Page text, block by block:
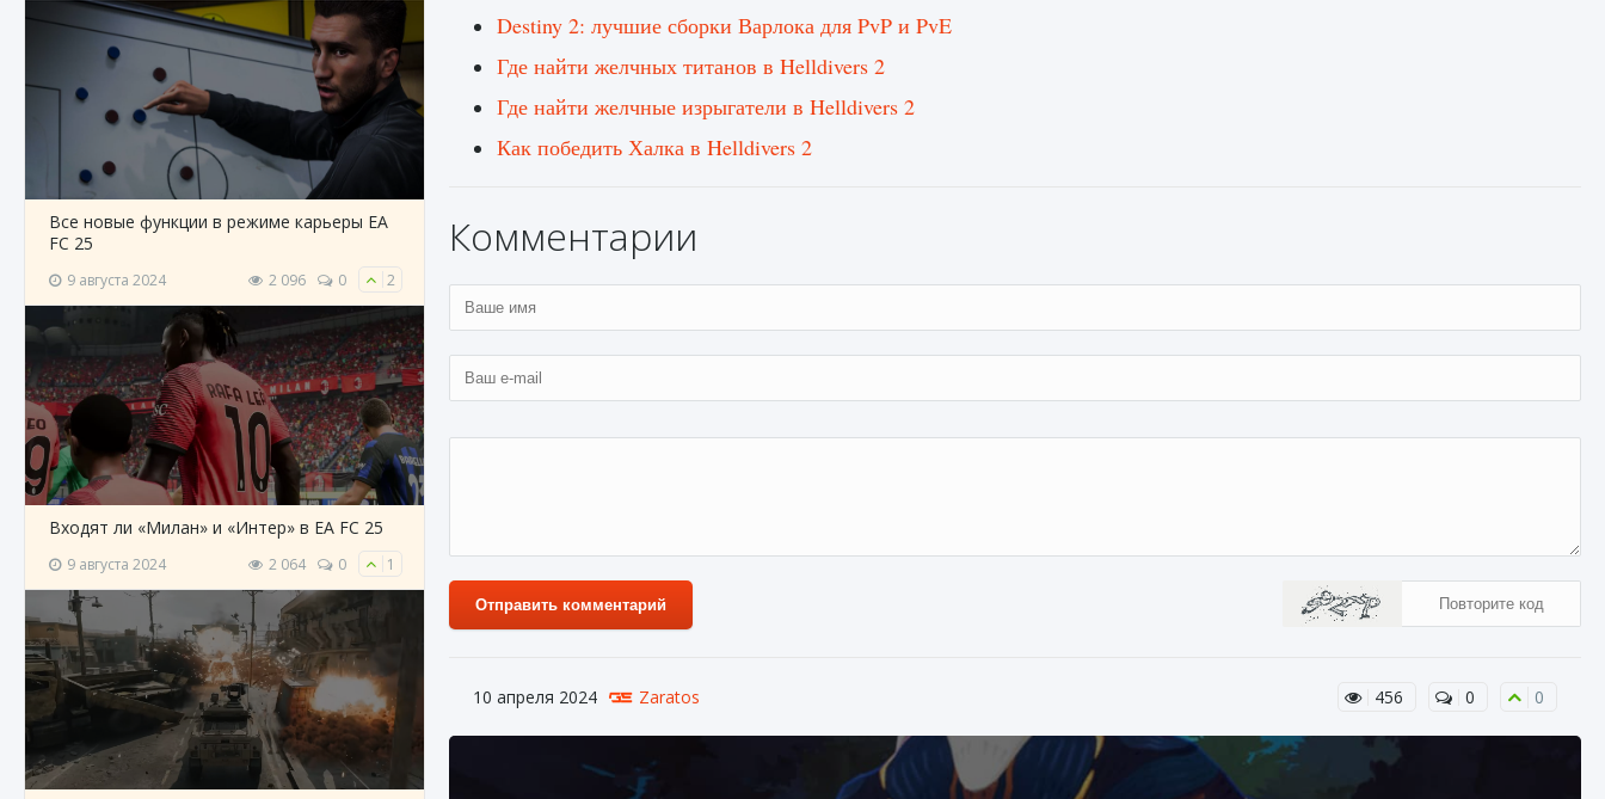
Все новые функции в режиме карьеры EA
FC 25
9 августа 2024 2 096 0 2
Входят ли «Милан» и «Интер» в EA FC 25
9 августа 2024 2 064 0 1
Destiny 2: лучшие сборки Варлока для PvP и PvE
Где найти желчных титанов в Helldivers 2
Где найти желчные изрыгатели в Helldivers 2
Как победить Халка в Helldivers 2
Комментарии
Отправить комментарий
10 апреля 2024 Zaratos 456 0 0